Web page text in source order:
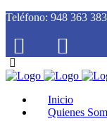
Teléfono: 948 363
Inicio
Quienes